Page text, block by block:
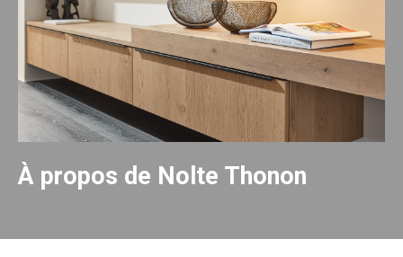
À propos de Nolte Thonon